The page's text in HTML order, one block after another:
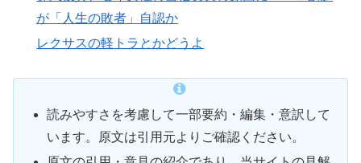
が「人生の敗者」自認か
レクサスの軽トラとかどうよ
読みやすさを考慮して一部要約・編集・意訳して
います。原文は引用元よりご確認ください。